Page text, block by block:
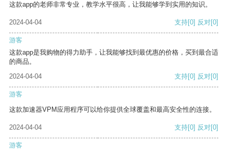
这款app的老师非常专业，教学水平很高，让我能够学到实用的知识。
2024-04-04 支持[0] 反对[0]
游客
这款app是我购物的得力助手，让我能够找到最优惠的价格，买到最合适
的商品。
2024-04-04
支持[0] 反对[0]
游客
这款加速器VPM应用程序可以给你提供全球覆盖和最高安全性的连接。
2024-04-04 支持[0] 反对[0]
游客